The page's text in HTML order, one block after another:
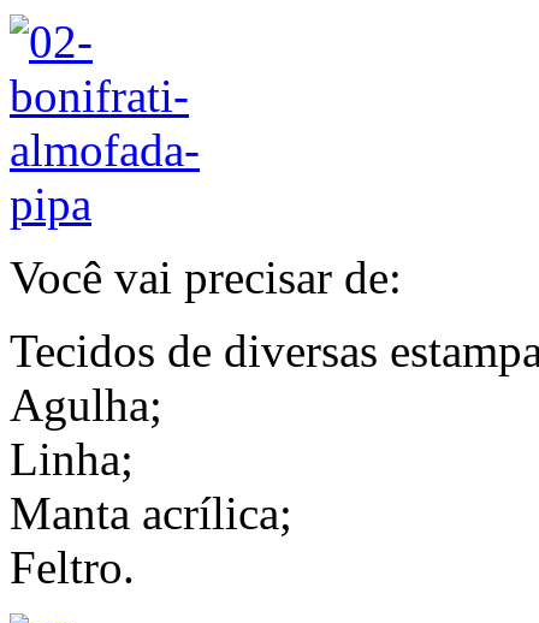
Você vai precisar de:
Tecidos de diversas
Agulha;
Linha;
Manta acrílica;
Feltro.